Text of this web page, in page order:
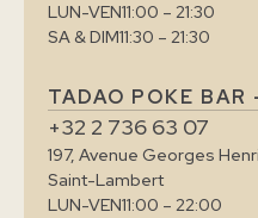
LUN-VEN11:00 – 21:30
SA & DIM11:30 – 21:30
TADAO POKE BAR
+32 2 736 63 07
197, Avenue Georges
Saint-Lambert
LUN-VEN11:00 – 22:00